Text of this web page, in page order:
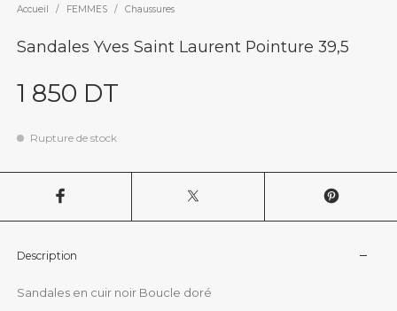
Accueil / FEMMES / Chaussures
Sandales Yves Saint Laurent Pointure 39,5
1 850 DT
Rupture de stock
Description
Sandales en cuir noir Boucle doré